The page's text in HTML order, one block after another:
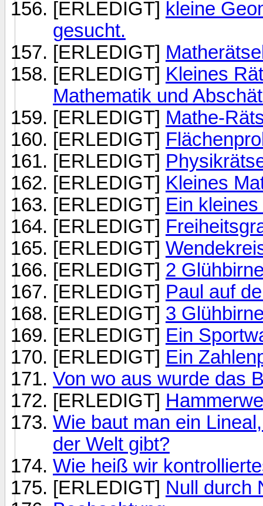
[ERLEDIGT] kleine
gesucht.
[ERLEDIGT]
[ERLEDIGT] Kleines
Mathematik und
[ERLEDIGT] Mathe-
[ERLEDIGT]
[ERLEDIGT]
[ERLEDIGT] Kleines
[ERLEDIGT] Ein
[ERLEDIGT]
[ERLEDIGT]
[ERLEDIGT] 2
[ERLEDIGT] Paul auf
[ERLEDIGT] 3
[ERLEDIGT] Ein
[ERLEDIGT] Ein
Von wo aus wurde das
[ERLEDIGT]
Wie baut man ein
der Welt gibt?
Wie heiß wir
[ERLEDIGT] Null durch